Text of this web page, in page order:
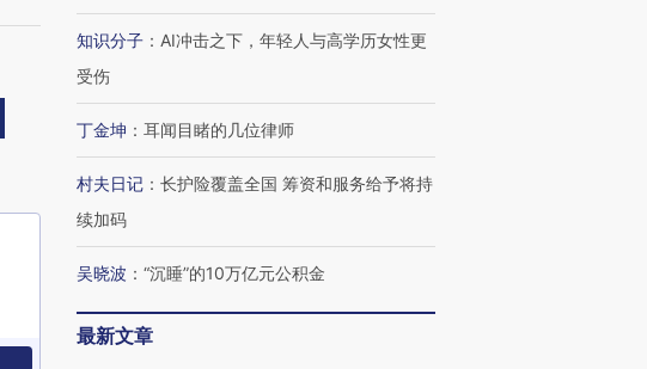
知识分子 ： AI冲击之下，年轻人与高学历女性更
受伤
丁金坤 ： 耳闻目睹的几位律师
村夫日记 ： 长护险覆盖全国 筹资和服务给予将持
续加码
吴晓波 ： “沉睡”的10万亿元公积金
最新文章